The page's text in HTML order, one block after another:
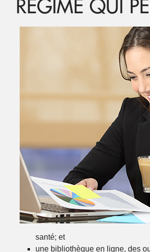
RÉGIME QUI
santé; et
une bibliothèque en ligne, des